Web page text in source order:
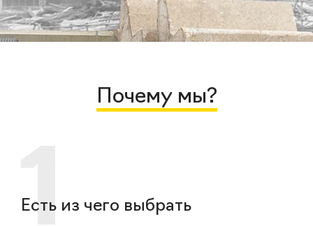
Почему мы?
Есть из чего выбрать